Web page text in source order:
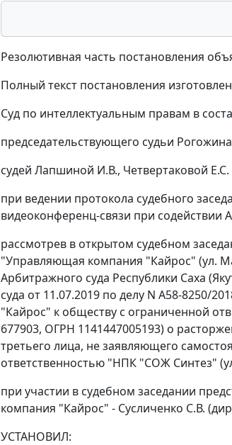
Резолютивная часть постановления
Полный текст постановления
Суд по интеллектуальным правам в
председательствующего судьи
судей Лапшиной И.В., Четвертаковой Е.С.
при ведении протокола судебного
видеоконференц-связи при содействии
рассмотрев в открытом судебном
"Управляющая компания "Кайрос" (ул.
Арбитражного суда Республики Саха
суда от 11.07.2019 по делу N А58-8250/
"Кайрос" к обществу с ограниченной
677903, ОГРН 1141447005193) о
третьего лица, не заявляющего
ответственностью "НПК "СОЖ Синтез"
при участии в судебном заседании
компания "Кайрос" - Сусличенко С.В.
УСТАНОВИЛ: